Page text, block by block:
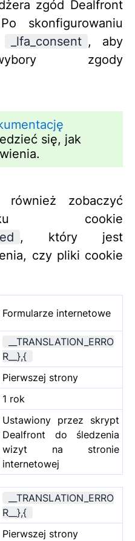
zgód Dealfront
skonfigurowaniu
_lfa_consent , aby
zgody
się, jak
również zobaczyć
cookie
, który jest
czy pliki cookie
Formularze internetowe
__TRANSLATION_ERRO
R__},{
Pierwszej strony
1 rok
Ustawiony przez skrypt
Dealfront do śledzenia
wizyt na stronie
internetowej
__TRANSLATION_ERRO
R__},{
Pierwszej strony